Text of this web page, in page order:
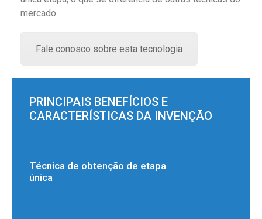
mercado.
Fale conosco sobre esta tecnologia
PRINCIPAIS BENEFÍCIOS E
CARACTERÍSTICAS DA INVENÇÃO
Técnica de obtenção de etapa
única